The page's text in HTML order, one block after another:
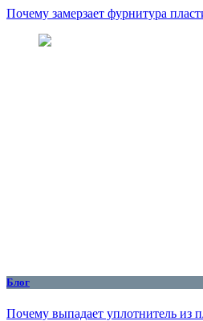
Почему замерзает фурнитура
Блог
Почему выпадает уплотнитель из